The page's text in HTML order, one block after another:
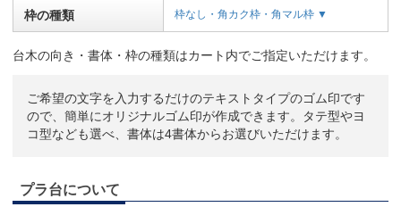
枠の種類 枠なし・角カク枠・角マル枠 ▼
台木の向き・書体・枠の種類はカート内でご指定いただけます。
ご希望の文字を入力するだけのテキストタイプのゴム印です
ので、簡単にオリジナルゴム印が作成できます。タテ型やヨ
コ型なども選べ、書体は4書体からお選びいただけます。
プラ台について